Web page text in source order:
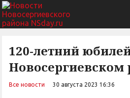
120-летний
Новосергиевском
Все новости 30 августа 2023 16:36